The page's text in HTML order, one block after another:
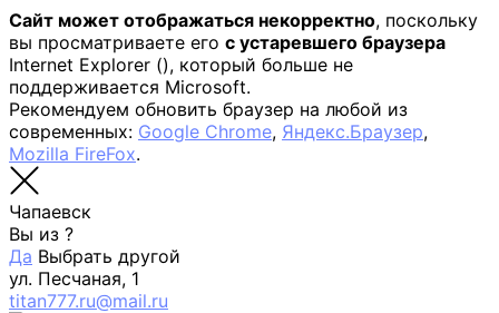
Сайт может отображаться некорректно, поскольку
вы просматриваете его с устаревшего браузера
Internet Explorer (), который больше не
поддерживается Microsoft.
Рекомендуем обновить браузер на любой из
современных: Google Chrome, Яндекс.Браузер,
Mozilla FireFox.
Чапаевск
Вы из ?
Да Выбрать другой
ул. Песчаная, 1
titan777.ru@mail.ru